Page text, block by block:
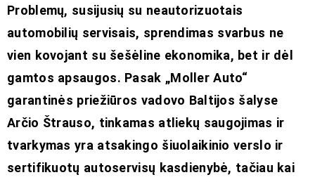
Problemų, susijusių su neautorizuotais
automobilių servisais, sprendimas svarbus ne
vien kovojant su šešėline ekonomika, bet ir dėl
gamtos apsaugos. Pasak „Moller Auto“
garantinės priežiūros vadovo Baltijos šalyse
Arčio Štrauso, tinkamas atliekų saugojimas ir
tvarkymas yra atsakingo šiuolaikinio verslo ir
sertifikuotų autoservisų kasdienybė, tačiau kai